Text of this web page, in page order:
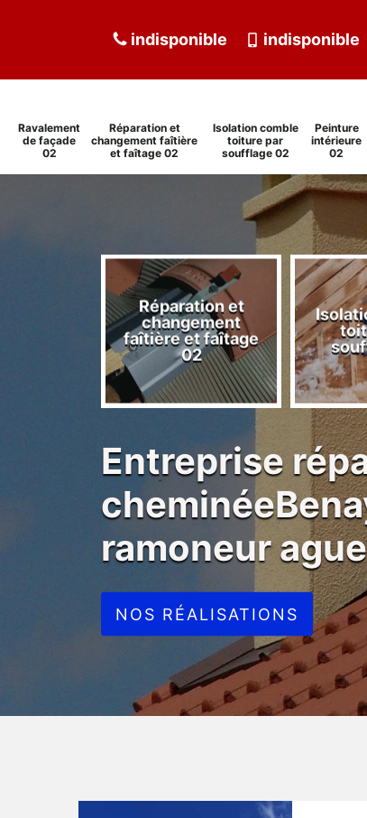
indisponible indisponible
Ravalement
de façade
02
Réparation et
changement faîtière
et faîtage 02
Isolation comble
toiture par
soufflage 02
Peinture
intérieure
02
Réparation et
changement
faîtière et faîtage
02
Entreprise
ramoneur
NOS RÉALISATIONS